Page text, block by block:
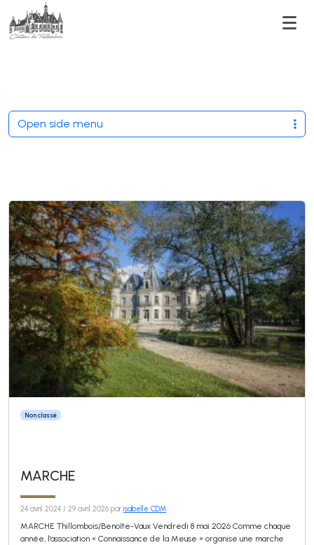
Non classé
MARCHE
24 avril 2024 / 29 avril 2026 par isabelle CDM
MARCHE Thillombois/Benoîte-Vaux Vendredi 8 mai 2026 Comme chaque
année, l’association « Connaissance de la Meuse » organise une marche
Open side menu